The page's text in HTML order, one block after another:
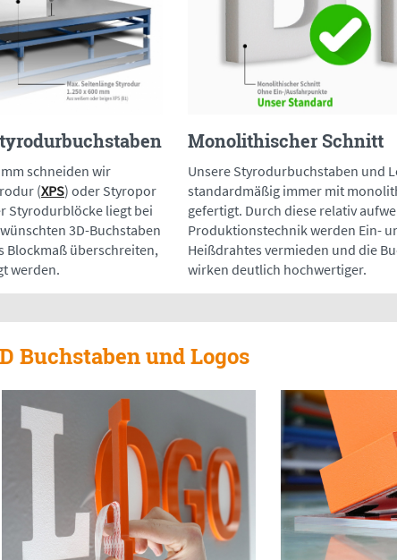
schneiden wir
(XPS) oder Styropor
Styrodurblöcke liegt bei
3D-Buchstaben
Blockmaß überschreiten,
werden.
Monolithischer Schnitt
Unsere Styrodurbuchstaben und
standardmäßig immer mit
gefertigt. Durch diese relativ
Produktionstechnik werden Ein-
Heißdrahtes vermieden und die
wirken deutlich hochwertiger.
Buchstaben und Logos